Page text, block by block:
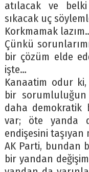
atılacak ve
sıkacak uç
Korkmamak
Çünkü
bir çözüm elde
işte…
Kanaatim odur
bir
daha
var; öte yanda
endişesini
AK Parti, bundan
bir yandan